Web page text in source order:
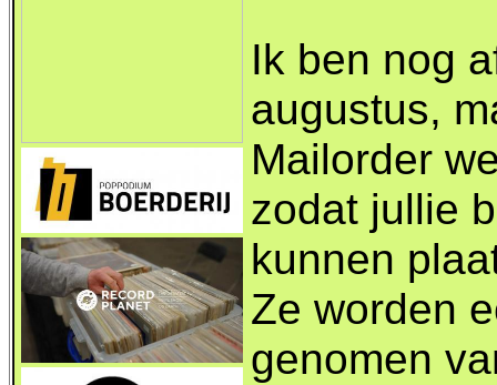
Ik ben nog
augustus,
Mailorder
zodat jullie
kunnen
Ze worden
genomen